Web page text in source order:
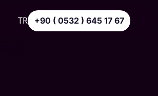
TR +90 ( 0532 ) 645 17 67